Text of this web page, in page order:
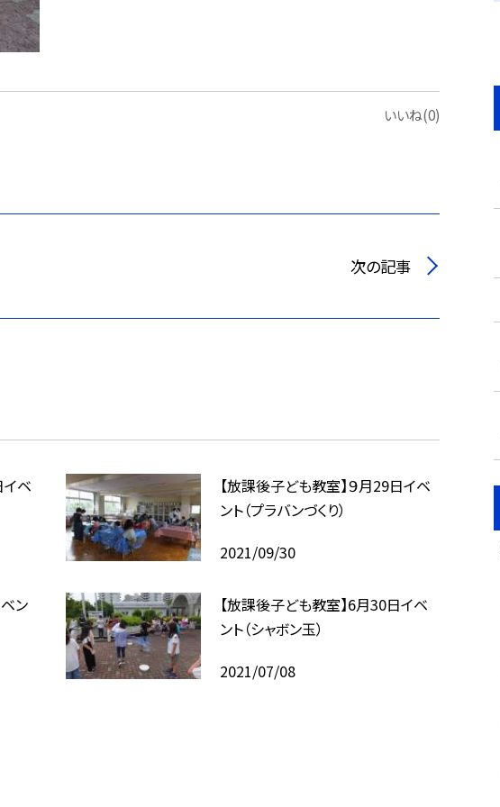
いいね(0)
次の記事
ベ
【放課後子ども教室】９月29日イベ
ント（プラバンづくり）
2021/09/30
ン
【放課後子ども教室】6月30日イベ
ント（シャボン玉）
2021/07/08